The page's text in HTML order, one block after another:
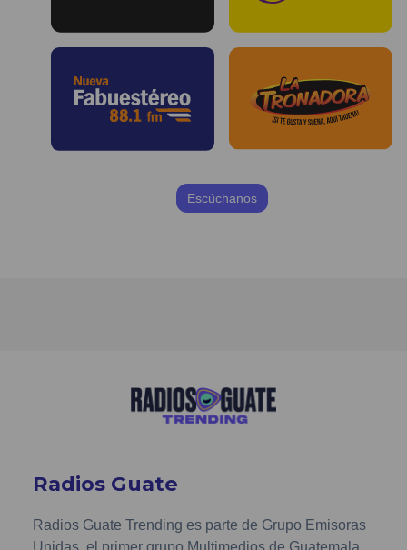
Escúchanos
Radios Guate
Radios Guate Trending es parte de Grupo Emisoras
Unidas, el primer grupo Multimedios de Guatemala.